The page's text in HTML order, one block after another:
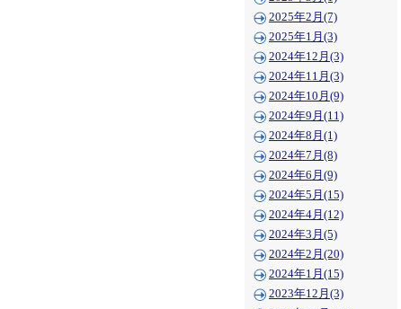
2025年2月(7)
2025年1月(3)
2024年12月(3)
2024年11月(3)
2024年10月(9)
2024年9月(11)
2024年8月(1)
2024年7月(8)
2024年6月(9)
2024年5月(15)
2024年4月(12)
2024年3月(5)
2024年2月(20)
2024年1月(15)
2023年12月(3)